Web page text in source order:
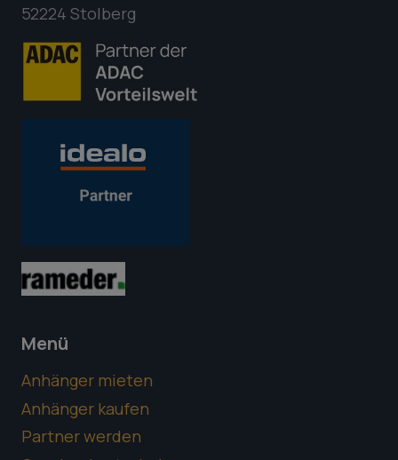
52224 Stolberg
Menü
Anhänger mieten
Anhänger kaufen
Partner werden